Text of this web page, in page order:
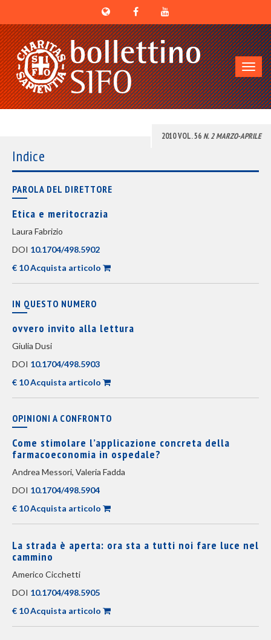
2010 VOL. 56N. 2 MARZO-APRILE
Indice
PAROLA DEL DIRETTORE
Etica e meritocrazia
Laura Fabrizio
DOI 10.1704/498.5902
€ 10 Acquista articolo
IN QUESTO NUMERO
ovvero invito alla lettura
Giulia Dusi
DOI 10.1704/498.5903
€ 10 Acquista articolo
OPINIONI A CONFRONTO
Come stimolare l’applicazione concreta della
farmacoeconomia in ospedale?
Andrea Messori, Valeria Fadda
DOI 10.1704/498.5904
€ 10 Acquista articolo
La strada è aperta: ora sta a tutti noi fare luce nel
cammino
Americo Cicchetti
DOI 10.1704/498.5905
€ 10 Acquista articolo